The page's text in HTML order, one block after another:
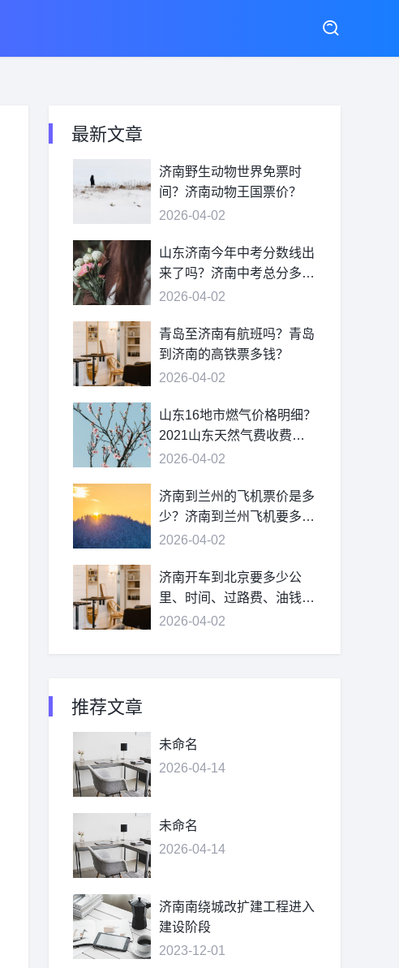
最新文章
济南野生动物世界免票时
间？济南动物王国票价？
2026-04-02
山东济南今年中考分数线出
来了吗？济南中考总分多
少？
2026-04-02
青岛至济南有航班吗？青岛
到济南的高铁票多钱？
2026-04-02
山东16地市燃气价格明细？
2021山东天然气费收费标
准？
2026-04-02
济南到兰州的飞机票价是多
少？济南到兰州飞机要多
久？
2026-04-02
济南开车到北京要多少公
里、时间、过路费、油钱？
济南到北京多少公里？
2026-04-02
推荐文章
未命名
2026-04-14
未命名
2026-04-14
济南南绕城改扩建工程进入
建设阶段
2023-12-01